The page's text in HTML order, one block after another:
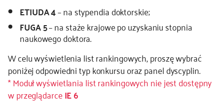
nagroda NCN
kontakt
ETIUDA 4– na stypendia doktorskie;
FUGA 5– na staże krajowe po uzyskaniu stopnia
naukowego doktora.
W celu wyświetlenia list rankingowych, proszę wybrać
poniżej odpowiedni typ konkursu oraz panel dyscyplin.
* Moduł wyświetlania list rankingowych nie jest dostępny
w przeglądarceIE 6